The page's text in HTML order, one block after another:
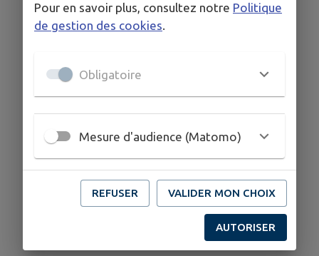
Pour en savoir plus, consultez notre Politique
de gestion des cookies.
Obligatoire
Mesure d'audience (Matomo)
REFUSER VALIDER MON CHOIX
AUTORISER